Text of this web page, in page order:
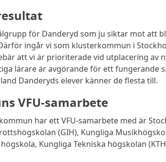
för Danderyd som ju siktar mot att
ingår vi som klusterkommun i
att vi är prioriterade vid utplacering av
lärare är avgörande för ett fungerande
Danderyds elever känner de flesta till.
VFU-samarbete
har ett VFU-samarbete med är
(GIH), Kungliga
Kungliga Tekniska högskolan